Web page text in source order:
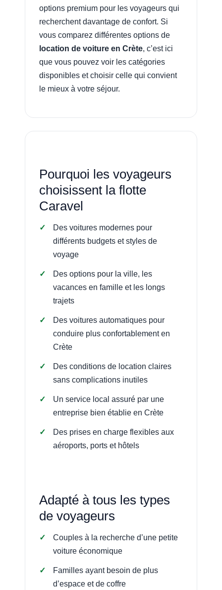
options premium pour les voyageurs qui
recherchent davantage de confort. Si
vous comparez différentes options de
location de voiture en Crète, c’est ici
que vous pouvez voir les catégories
disponibles et choisir celle qui convient
le mieux à votre séjour.
Pourquoi les voyageurs
choisissent la flotte
Caravel
Des voitures modernes pour
différents budgets et styles de
voyage
Des options pour la ville, les
vacances en famille et les longs
trajets
Des voitures automatiques pour
conduire plus confortablement en
Crète
Des conditions de location claires
sans complications inutiles
Un service local assuré par une
entreprise bien établie en Crète
Des prises en charge flexibles aux
aéroports, ports et hôtels
Adapté à tous les types
de voyageurs
Couples à la recherche d’une petite
voiture économique
Familles ayant besoin de plus
d’espace et de coffre